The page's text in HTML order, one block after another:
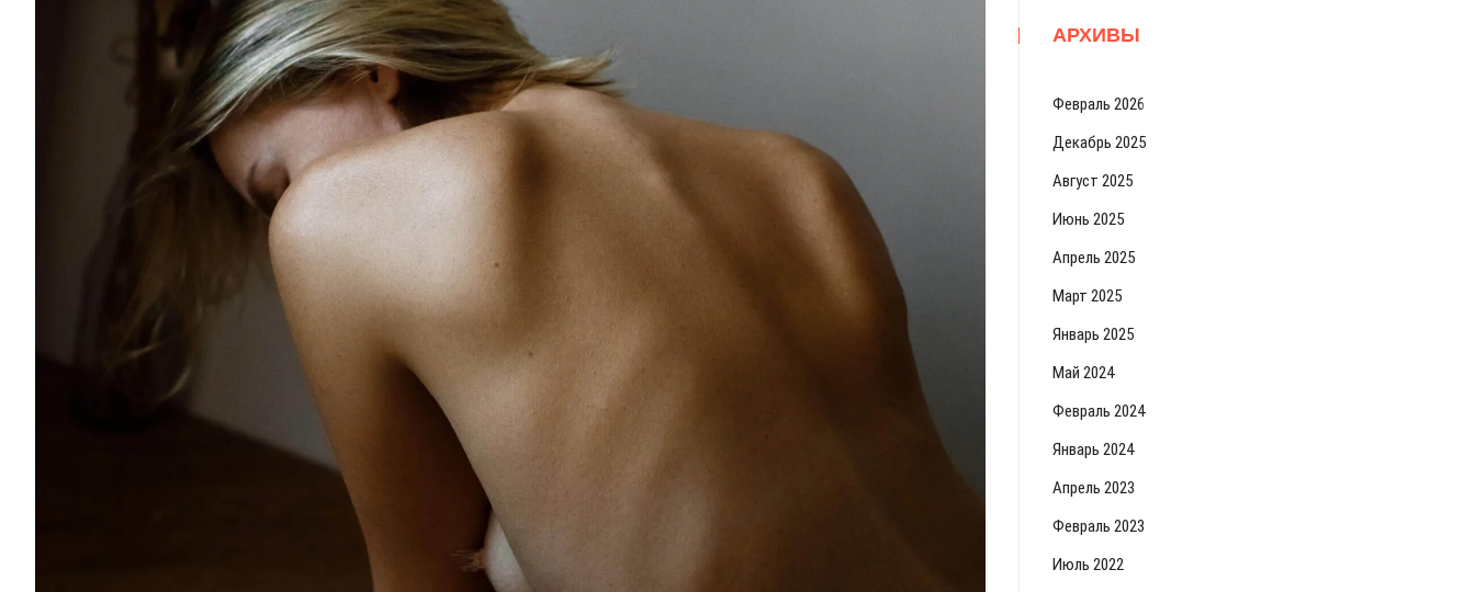
АРХИВЫ
Февраль 2026
Декабрь 2025
Август 2025
Июнь 2025
Апрель 2025
Март 2025
Январь 2025
Май 2024
Февраль 2024
Январь 2024
Апрель 2023
Февраль 2023
Июль 2022